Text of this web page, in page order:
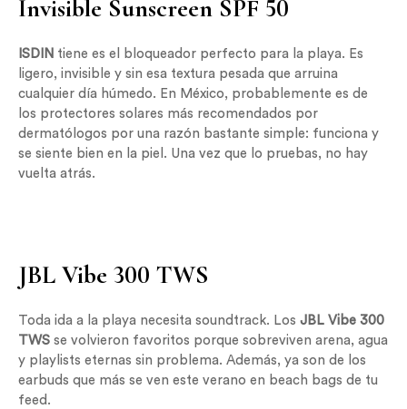
Invisible Sunscreen SPF 50
ISDIN tiene es el bloqueador perfecto para la playa. Es
ligero, invisible y sin esa textura pesada que arruina
cualquier día húmedo. En México, probablemente es de
los protectores solares más recomendados por
dermatólogos por una razón bastante simple: funciona y
se siente bien en la piel. Una vez que lo pruebas, no hay
vuelta atrás.
JBL Vibe 300 TWS
Toda ida a la playa necesita soundtrack. Los JBL Vibe 300
TWS se volvieron favoritos porque sobreviven arena, agua
y playlists eternas sin problema. Además, ya son de los
earbuds que más se ven este verano en beach bags de tu
feed.